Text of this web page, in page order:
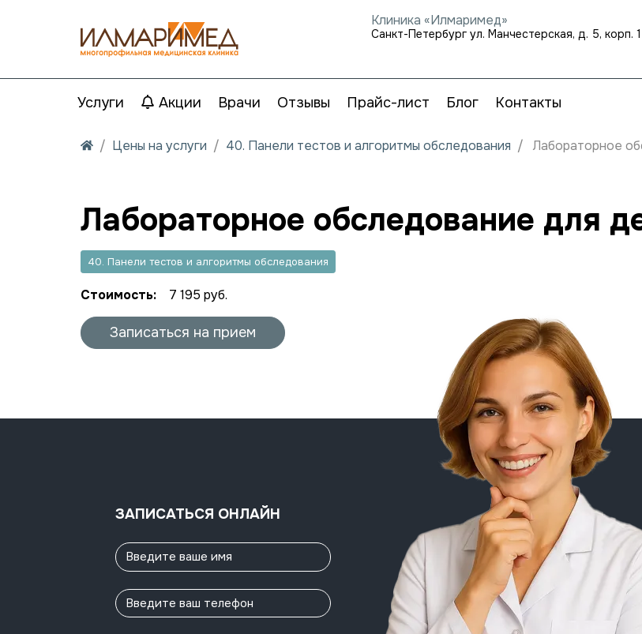
Клиника «Илмаримед»
Санкт-Петербург ул. Манчестерская, д. 5, корп. 1
Услуги Акции Врачи Отзывы Прайс-лист Блог Контакты
Цены на услуги 40. Панели тестов и алгоритмы обследования Лабораторное
Лабораторное обследование для
40. Панели тестов и алгоритмы обследования
Стоимость: 7 195 руб.
Записаться на прием
ЗАПИСАТЬСЯ ОНЛАЙН